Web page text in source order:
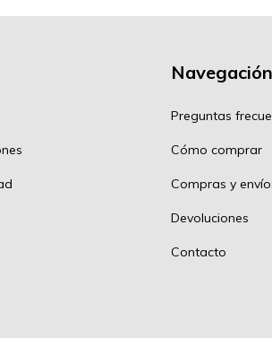
Navegación
Preguntas
Cómo comprar
Compras y
Devoluciones
Contacto